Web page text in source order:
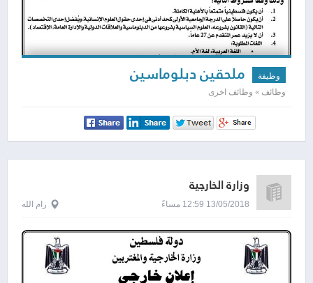
وظيفة ملحقين دبلوماسين
وظائف » وظائف اخرى
وزارة الخارجية
13/05/2018 12:59 مساءً رام الله